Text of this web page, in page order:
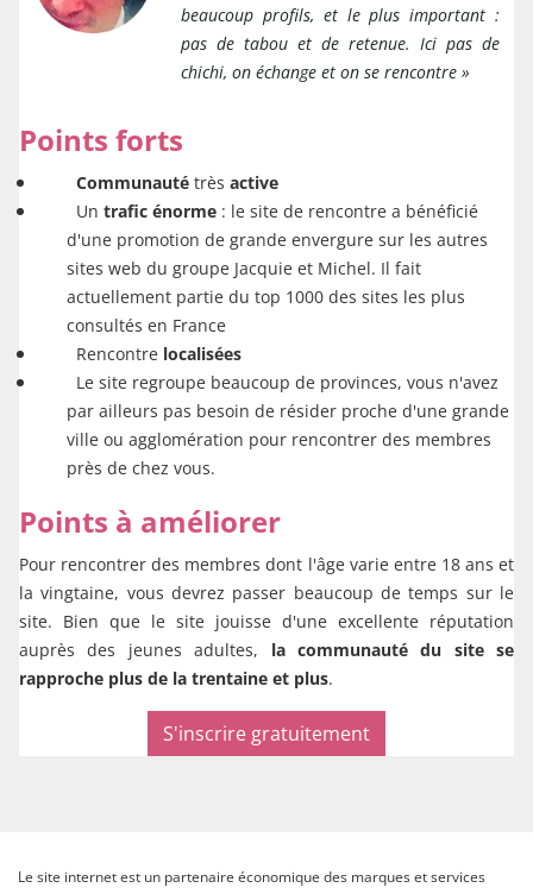
beaucoup profils, et le plus important :
pas de tabou et de retenue. Ici pas de
chichi, on échange et on se rencontre »
Points forts
Communauté très active
Un trafic énorme : le site de rencontre a bénéficié
d'une promotion de grande envergure sur les autres
sites web du groupe Jacquie et Michel. Il fait
actuellement partie du top 1000 des sites les plus
consultés en France
Rencontre localisées
Le site regroupe beaucoup de provinces, vous n'avez
par ailleurs pas besoin de résider proche d'une grande
ville ou agglomération pour rencontrer des membres
près de chez vous.
Points à améliorer
Pour rencontrer des membres dont l'âge varie entre 18 ans et
la vingtaine, vous devrez passer beaucoup de temps sur le
site. Bien que le site jouisse d'une excellente réputation
auprès des jeunes adultes, la communauté du site se
rapproche plus de la trentaine et plus.
S'inscrire gratuitement
Le site internet est un partenaire économique des marques et services